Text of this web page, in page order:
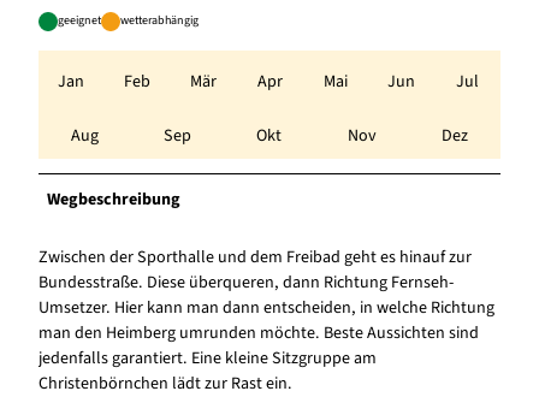
geeignet wetterabhängig
Jan Feb Mär Apr Mai Jun Jul
Aug Sep Okt Nov Dez
Wegbeschreibung
Zwischen der Sporthalle und dem Freibad geht es hinauf zur
Bundesstraße. Diese überqueren, dann Richtung Fernseh-
Umsetzer. Hier kann man dann entscheiden, in welche Richtung
man den Heimberg umrunden möchte. Beste Aussichten sind
jedenfalls garantiert. Eine kleine Sitzgruppe am
Christenbörnchen lädt zur Rast ein.